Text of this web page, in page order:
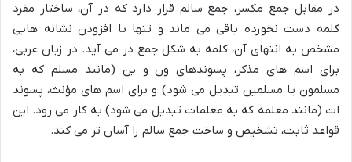
در مقابل جمع مکسر، جمع سالم قرار دارد که در آن، ساختار مفرد
کلمه دست نخورده باقی می ماند و تنها با افزودن نشانه هایی
مشخص به انتهای آن، کلمه به شکل جمع در می آید. در زبان عربی،
برای اسم های مذکر، پسوندهای ون و ین (مانند مسلم که به
مسلمون یا مسلمین تبدیل می شود) و برای اسم های مؤنث، پسوند
ات (مانند معلمه که به معلمات تبدیل می شود) به کار می رود. این
قواعد ثابت، تشخیص و ساخت جمع سالم را آسان تر می کند.